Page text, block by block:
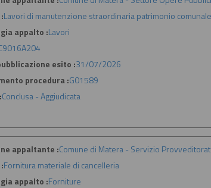
Lavori di manutenzione straordinaria patrimonio comunale
appalto :Lavori
esito :31/07/2026
procedura :G01589
Conclusa - Aggiudicata
appaltante :Comune di Matera - Servizio
Fornitura materiale di cancelleria
appalto :Forniture